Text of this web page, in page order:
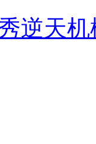
逆天机